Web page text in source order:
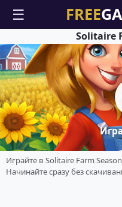
☰
Solitaire
Играйте в Solitaire Farm
Начинайте сразу без